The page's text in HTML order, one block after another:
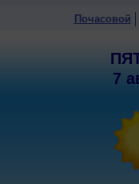
Почасовой
7